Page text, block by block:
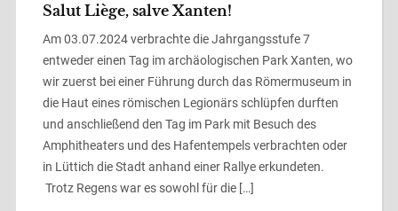
Salut Liège, salve Xanten!
Am 03.07.2024 verbrachte die Jahrgangsstufe 7
entweder einen Tag im archäologischen Park Xanten, wo
wir zuerst bei einer Führung durch das Römermuseum in
die Haut eines römischen Legionärs schlüpfen durften
und anschließend den Tag im Park mit Besuch des
Amphitheaters und des Hafentempels verbrachten oder
in Lüttich die Stadt anhand einer Rallye erkundeten.
Trotz Regens war es sowohl für die […]